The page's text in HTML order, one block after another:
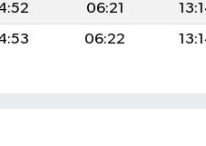
06:21
06:22